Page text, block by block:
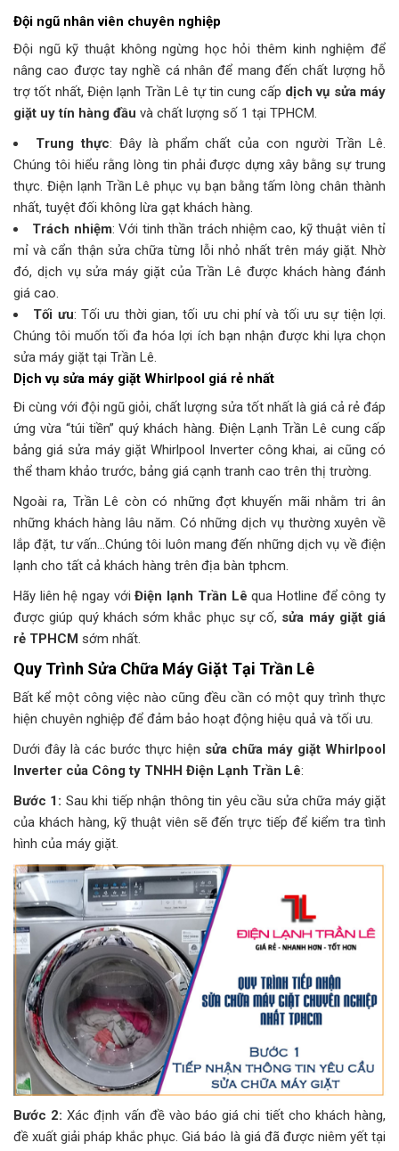
Đội ngũ nhân viên chuyên nghiệp
Đội ngũ kỹ thuật không ngừng học hỏi thêm kinh nghiệm để
nâng cao được tay nghề cá nhân để mang đến chất lượng hỗ
trợ tốt nhất, Điện lạnh Trần Lê tự tin cung cấp dịch vụ sửa máy
giặt uy tín hàng đầu và chất lượng số 1 tại TPHCM.
Trung thực: Đây là phẩm chất của con người Trần Lê.
Chúng tôi hiểu rằng lòng tin phải được dựng xây bằng sự trung
thực. Điện lạnh Trần Lê phục vụ bạn bằng tấm lòng chân thành
nhất, tuyệt đối không lừa gạt khách hàng.
Trách nhiệm: Với tinh thần trách nhiệm cao, kỹ thuật viên tỉ
mỉ và cẩn thận sửa chữa từng lỗi nhỏ nhất trên máy giặt. Nhờ
đó, dịch vụ sửa máy giặt của Trần Lê được khách hàng đánh
giá cao.
Tối ưu: Tối ưu thời gian, tối ưu chi phí và tối ưu sự tiện lợi.
Chúng tôi muốn tối đa hóa lợi ích bạn nhận được khi lựa chọn
sửa máy giặt tại Trần Lê.
Dịch vụ sửa máy giặt Whirlpool giá rẻ nhất
Đi cùng với đội ngũ giỏi, chất lượng sửa tốt nhất là giá cả rẻ đáp
ứng vừa “túi tiền” quý khách hàng. Điện Lạnh Trần Lê cung cấp
bảng giá sửa máy giặt Whirlpool Inverter công khai, ai cũng có
thể tham khảo trước, bảng giá cạnh tranh cao trên thị trường.
Ngoài ra, Trần Lê còn có những đợt khuyến mãi nhằm tri ân
những khách hàng lâu năm. Có những dịch vụ thường xuyên về
lắp đặt, tư vấn…Chúng tôi luôn mang đến những dịch vụ về điện
lạnh cho tất cả khách hàng trên địa bàn tphcm.
Hãy liên hệ ngay vớiĐiện lạnh Trần Lê qua Hotline để công ty
được giúp quý khách sớm khắc phục sự cố, sửa máy giặt giá
rẻ TPHCM sớm nhất.
Quy Trình Sửa Chữa Máy Giặt Tại Trần Lê
Bất kể một công việc nào cũng đều cần có một quy trình thực
hiện chuyên nghiệp để đảm bảo hoạt động hiệu quả và tối ưu.
Dưới đây là các bước thực hiện sửa chữa máy giặt Whirlpool
Inverter của Công ty TNHH Điện Lạnh Trần Lê:
Bước 1: Sau khi tiếp nhận thông tin yêu cầu sửa chữa máy giặt
của khách hàng, kỹ thuật viên sẽ đến trực tiếp để kiểm tra tình
hình của máy giặt.
Bước 2: Xác định vấn đề vào báo giá chi tiết cho khách hàng,
đề xuất giải pháp khắc phục. Giá báo là giá đã được niêm yết tại